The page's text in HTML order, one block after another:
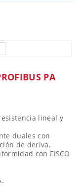
PA
lineal y
duales con
de deriva.
con FISCO